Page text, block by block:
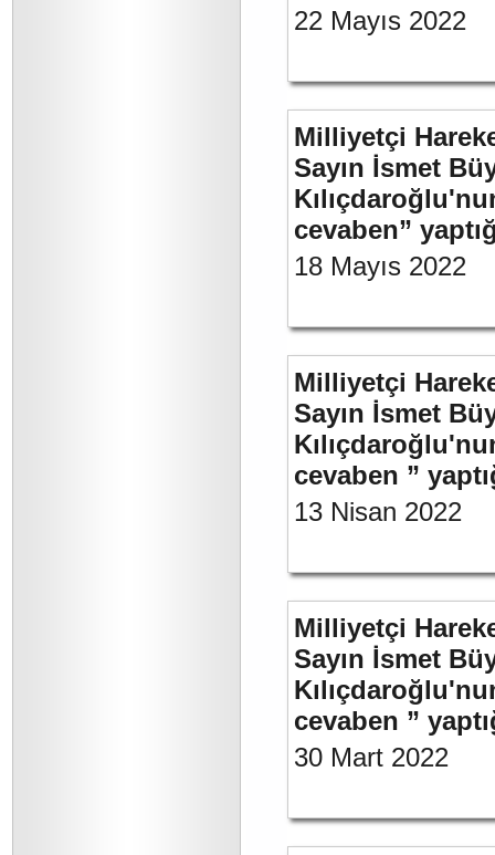
22 Mayıs 2022
Milliyetçi
Sayın İsmet
cevaben”
18 Mayıs 2022
Milliyetçi
Sayın İsmet
cevaben ”
13 Nisan 2022
Milliyetçi
Sayın İsmet
cevaben ”
30 Mart 2022